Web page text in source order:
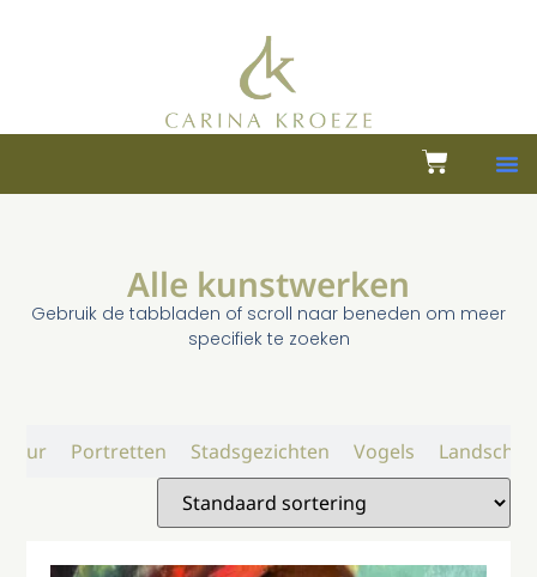
Alle kunstwerken
Gebruik de tabbladen of scroll naar beneden om meer
specifiek te zoeken
Portretten Stadsgezichten Vogels Landschap